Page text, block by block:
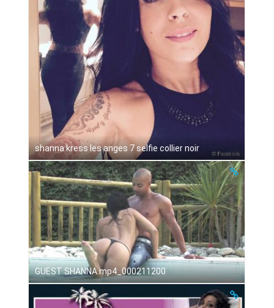
shanna kress les anges 7 selfie collier noir
GUEST SHANNA.mp4_000211200